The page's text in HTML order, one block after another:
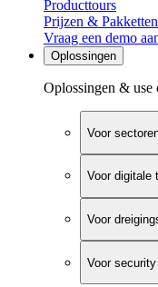
Producttours
Prijzen & Pakketten
Vraag een demo
Oplossingen
Oplossingen & use
Voor
Voor digitale
Voor
Voor